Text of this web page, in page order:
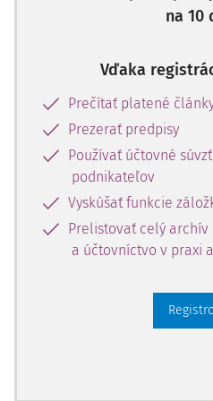
Ročné nezdaniteľné minimum na
Ročné nezdaniteľné minimum na
Nezdaniteľná časť základu dane na
Nezdaniteľná časť základu dane
starostlivosť**
na 10
Vďaka
Prečítať platené
Prezerať predpisy
Používať účtovné
podnikateľov
Vyskúšať funkcie
Prelistovať celý archív
a účtovníctvo v praxi